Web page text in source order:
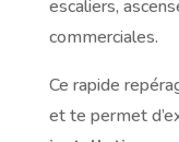
escaliers,
commerciales.
Ce rapide
et te permet